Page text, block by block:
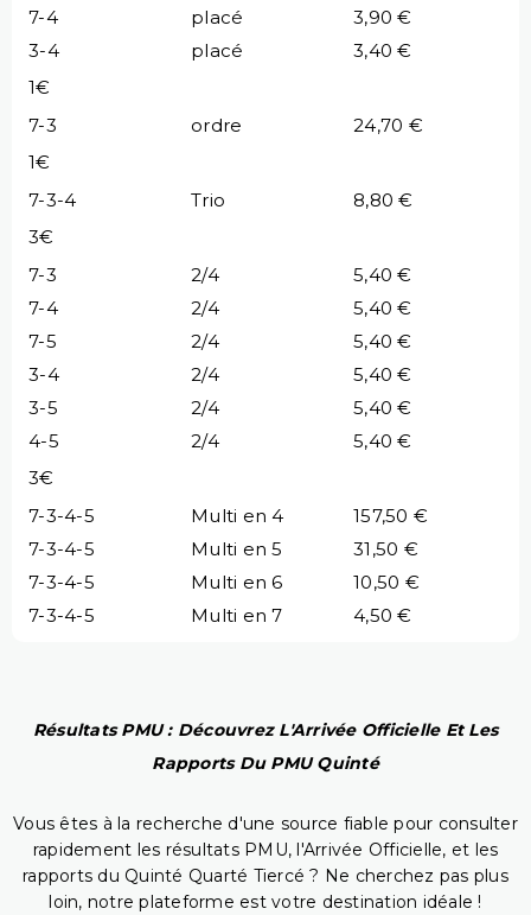
7-4 placé
3,90 €
3-4
placé
3,40 €
1€
7-3
ordre
24,70 €
1€
7-3-4
Trio
8,80 €
3€
7-3
2/4
5,40 €
7-4
2/4
5,40 €
7-5
2/4
5,40 €
3-4
2/4
5,40 €
3-5
2/4
5,40 €
4-5
2/4
5,40 €
3€
7-3-4-5
Multi en 4
157,50 €
7-3-4-5
Multi en 5
31,50 €
7-3-4-5
Multi en 6
10,50 €
7-3-4-5
Multi en 7 4,50 €
Résultats PMU : Découvrez L'Arrivée Officielle Et Les
Rapports Du PMU Quinté
Vous êtes à la recherche d'une source fiable pour consulter
rapidement les résultats PMU, l'Arrivée Officielle, et les
rapports du Quinté Quarté Tiercé ? Ne cherchez pas plus
loin, notre plateforme est votre destination idéale !